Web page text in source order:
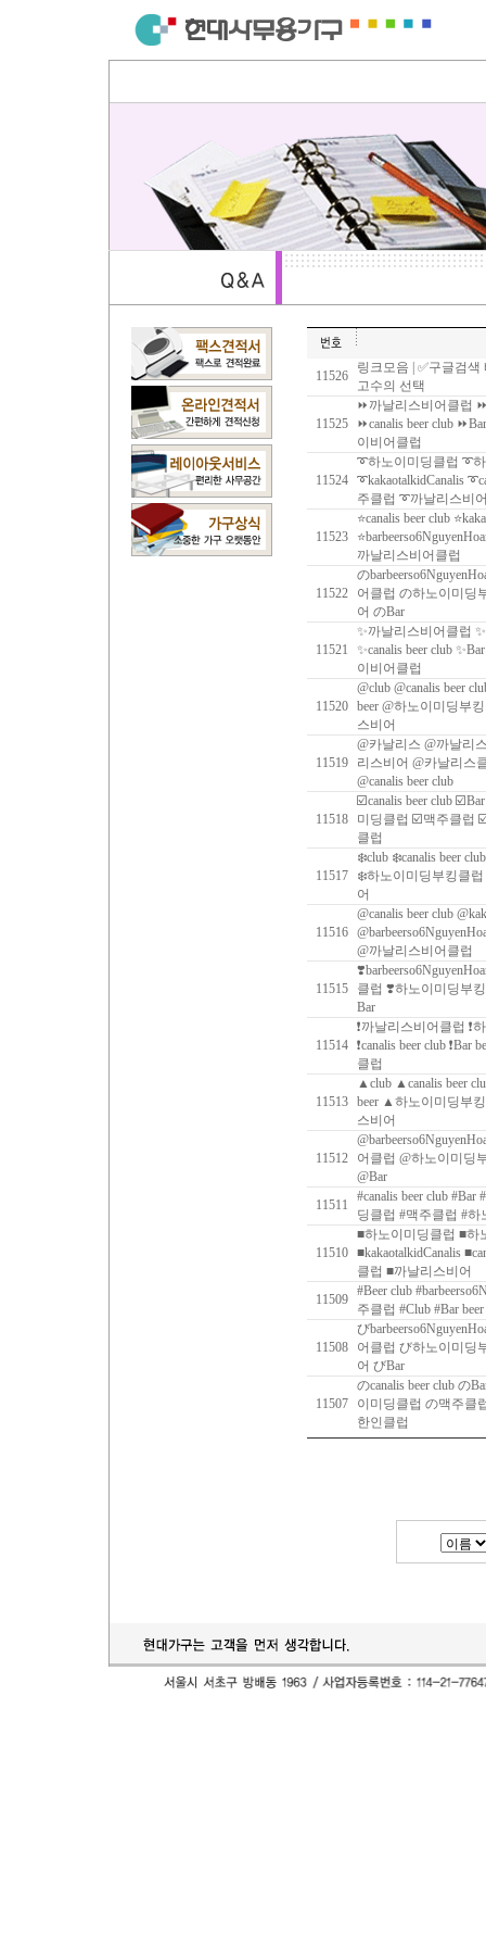
11526
링크모음 | ✅구글검
고수의 선택
11525
⏩까날리스비어클럽
⏩‍canalis beer club
이비어클럽
11524
➰하노이미딩클럽 ➰
➰kakaotalkidCanalis
주클럽 ➰까날리스비
11523
⭐️canalis beer club
까날리스비어클럽
11522
の
어클럽 の하노이미딩
어 のBar
11521
✨까날리스비어클럽
✨‍canalis beer club
이비어클럽
11520
@club @canalis beer
beer @하노이미딩부
스비어
11519
@카날리스 @까날리
리스비어 @카날리스
@canalis beer club
11518
☑️canalis beer club
미딩클럽 ☑️맥주클럽
클럽
11517
❄️club ❄️canalis beer
❄️하노이미딩부킹클
어
11516
@canalis beer club
@까날리스비어클럽
11515
클럽 ❣️하노이미딩부
Bar
11514
❗까날리스비어클럽 ❗
❗‍canalis beer club ❗Bar
클럽
11513
▲club ▲canalis beer
beer ▲하노이미딩부
스비어
11512
어클럽 @하노이미딩
@Bar
11511
#canalis beer club #Bar
딩클럽 #맥주클럽 #
11510
■하노이미딩클럽 ■하
■kakaotalkidCanalis
클럽 ■까날리스비어
11509
#Beer club
주클럽 #Club #Bar
11508
び
어클럽 び하노이미딩
어 びBar
11507
のcanalis beer club の
이미딩클럽 の맥주클
한인클럽